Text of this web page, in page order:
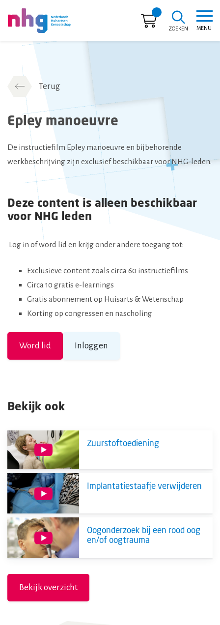
MENU
ZOEKEN
Terug
Epley manoeuvre
De instructiefilm Epley manoeuvre en bijbehorende
werkbeschrijving zijn exclusief beschikbaar voor NHG-leden.
Deze content is alleen beschikbaar
voor NHG leden
Log in of word lid en krijg onder andere toegang tot:
Exclusieve content zoals circa 60 instructiefilms
Circa 10 gratis e-learnings
Gratis abonnement op Huisarts & Wetenschap
Korting op congressen en nascholing
Word lid Inloggen
Bekijk ook
Zuurstoftoediening
Implantatiestaafje verwijderen
Oogonderzoek bij een rood oog
en/of oogtrauma
Bekijk overzicht